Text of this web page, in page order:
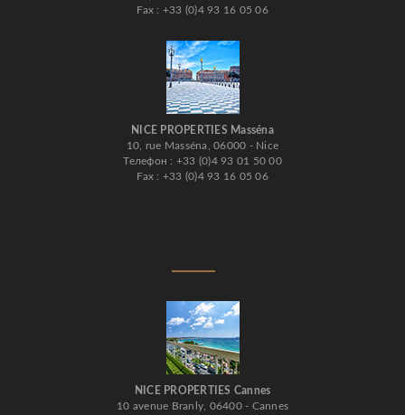
Fax : +33 (0)4 93 16 05 06
NICE PROPERTIES Masséna
10, rue Masséna, 06000 - Nice
Телефон : +33 (0)4 93 01 50 00
Fax : +33 (0)4 93 16 05 06
NICE PROPERTIES Cannes
10 avenue Branly, 06400 - Cannes